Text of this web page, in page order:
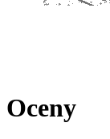
Oceny